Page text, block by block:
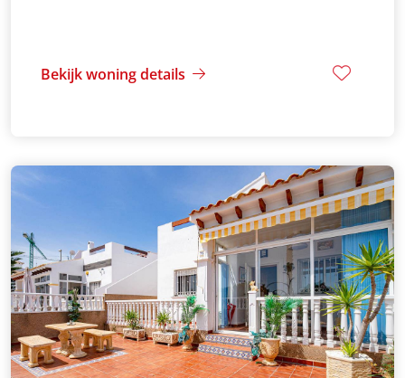
Bekijk woning details